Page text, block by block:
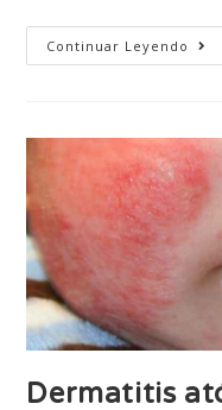
Continuar Leyendo
Dermatitis